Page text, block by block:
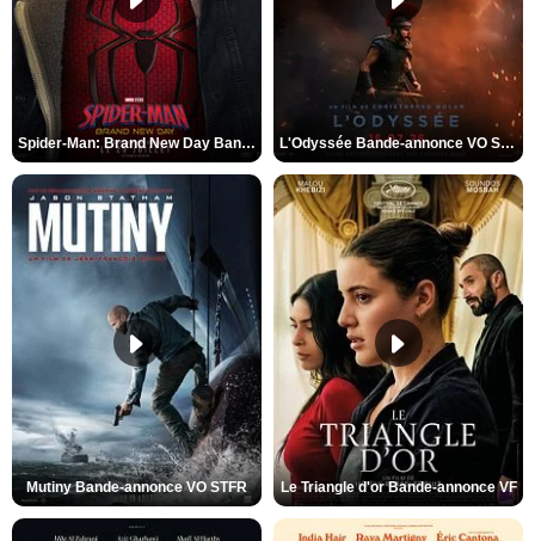
Spider-Man: Brand New Day Bande-annonce VO STFR L'Odyssée Bande-annonce VO STFR
Mutiny Bande-annonce VO STFR Le Triangle d'or Bande-annonce VF